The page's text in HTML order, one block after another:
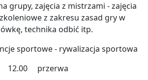
grupy, zajęcia z mistrzami - zajęcia
z zakresu zasad gry w
technika odbić itp.
sportowe - rywalizacja sportowa
12.00 przerwa